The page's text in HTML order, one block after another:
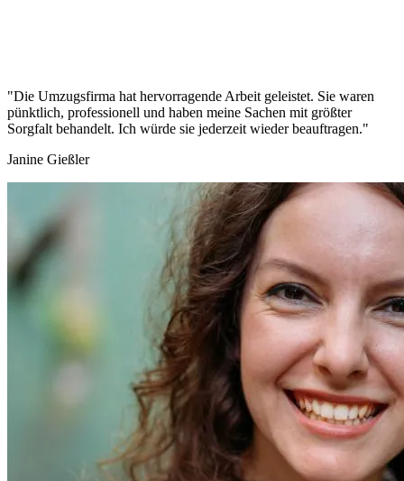
"Die Umzugsfirma hat hervorragende Arbeit geleistet. Sie waren
pünktlich, professionell und haben meine Sachen mit größter
Sorgfalt behandelt. Ich würde sie jederzeit wieder beauftragen."
Janine Gießler